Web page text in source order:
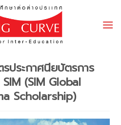
ประกาศนียบัตรการ
(SIM Global
Scholarship)